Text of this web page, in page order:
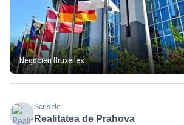
Negocieri Bruxelles
Scris de
Realitatea de Prahova